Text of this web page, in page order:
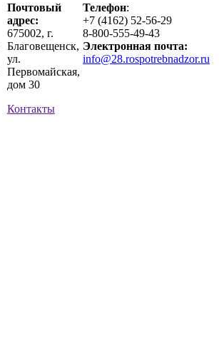
Почтовый
адрес:
675002, г.
Благовещенск,
ул.
Первомайская,
дом 30
Контакты
Телефон:
+7 (4162) 52-56-29
8-800-555-49-43
Электронная почта:
info@28.rospotrebnadzor.ru